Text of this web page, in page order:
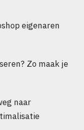
eigenaren
Zo maak je
naar